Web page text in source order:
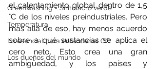
Greenwashing - Simulacro verde
Temperatura
Lo esencial para entender el CC
Los dueños del mundo
el calentamiento global dentro de 1,5
°C de los niveles preindustriales. Pero
más allá de eso, hay menos acuerdo
sobre a qué sustancias se aplica el
cero neto. Esto crea una gran
ambigüedad, y los países y